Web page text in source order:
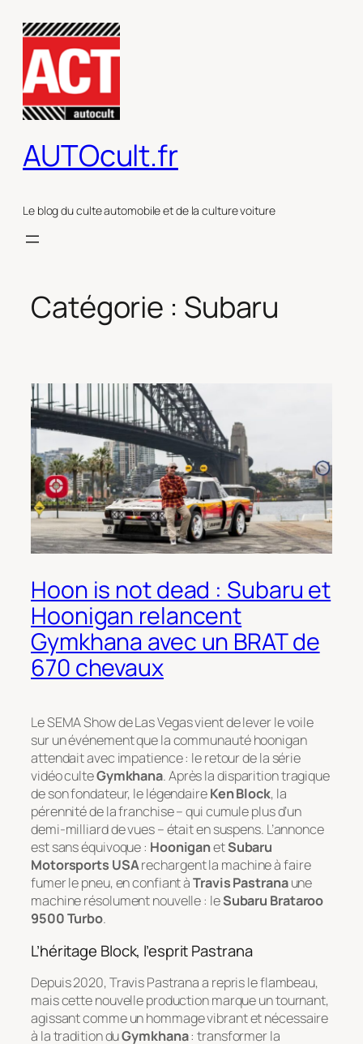
contenu
AUTOcult.fr
Le blog du culte automobile et de la culture voiture
Catégorie : Subaru
Hoon is not dead : Subaru et
Hoonigan relancent
Gymkhana avec un BRAT de
670 chevaux
Le SEMA Show de Las Vegas vient de lever le voile
sur un événement que la communautéhoonigan
attendait avec impatience : le retour de la série
vidéo culteGymkhana. Après la disparition tragique
de son fondateur, le légendaireKen Block, la
pérennité de la franchise – qui cumule plus d’un
demi-milliard de vues – était en suspens. L’annonce
est sans équivoque : HooniganetSubaru
Motorsports USArechargent la machine à faire
fumer le pneu, en confiant àTravis Pastranaune
machine résolument nouvelle : leSubaru Brataroo
9500 Turbo.
L’héritage Block, l’esprit Pastrana
Depuis 2020, Travis Pastrana a repris le flambeau,
mais cette nouvelle production marque un tournant,
agissant comme un hommage vibrant et nécessaire
à la tradition duGymkhana: transformer la